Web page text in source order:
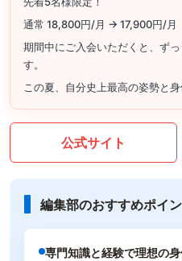
通常 18,800円/月 → 17,900円/月
期間中にご入会いただくと、ず
す。
この夏、自分史上最高の姿勢と
公式サイト
編集部のおすすめポイ
専門知識と経験で理想の